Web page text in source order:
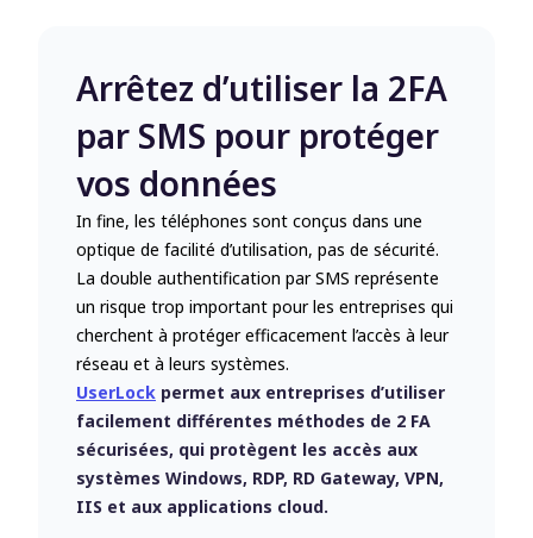
Arrêtez d’utiliser la 2FA
par SMS pour protéger
vos données
In fine, les téléphones sont conçus dans une
optique de facilité d’utilisation, pas de sécurité.
La double authentification par SMS représente
un risque trop important pour les entreprises qui
cherchent à protéger efficacement l’accès à leur
réseau et à leurs systèmes.
UserLock permet aux entreprises d’utiliser
facilement différentes méthodes de 2 FA
sécurisées, qui protègent les accès aux
systèmes Windows, RDP, RD Gateway, VPN,
IIS et aux applications cloud.